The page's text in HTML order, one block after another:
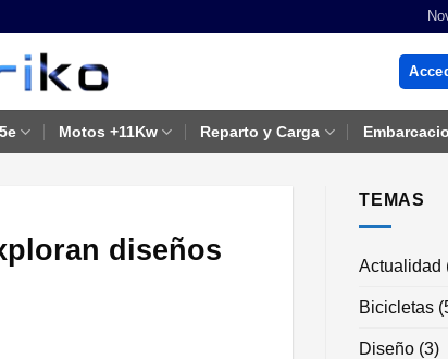
Motos +11Kw Reparto y Carga
diseños
TEMAS
Actualidad
Bicicletas
Diseño (3)